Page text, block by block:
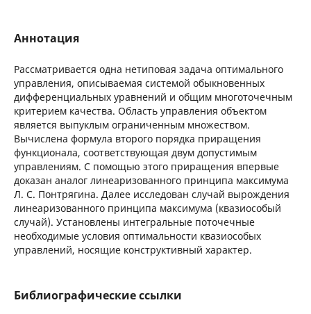
Аннотация
Рассматривается одна нетиповая задача оптимального
управления, описываемая системой обыкновенных
дифференциальных уравнений и общим многоточечным
критерием качества. Область управления объектом
является выпуклым ограниченным множеством.
Вычислена формула второго порядка приращения
функционала, соответствующая двум допустимым
управлениям. С помощью этого приращения впервые
доказан аналог линеаризованного принципа максимума
Л. С. Понтрягина. Далее исследован случай вырождения
линеаризованного принципа максимума (квазиособый
случай). Установлены интегральные поточечные
необходимые условия оптимальности квазиособых
управлений, носящие конструктивный характер.
Библиографические ссылки